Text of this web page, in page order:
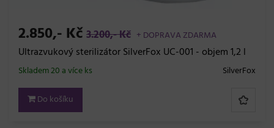
2.850,- Kč 3.200,- Kč + DOPRAVA ZDARMA
Ultrazvukový sterilizátor SilverFox UC-001 - objem 1,2 l
SilverFox
Skladem 20 a více ks
Do košíku